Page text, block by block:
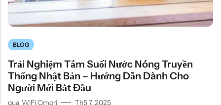
BLOG
Trải Nghiệm Tắm Suối Nước Nóng Truyền
Thống Nhật Bản – Hướng Dẫn Dành Cho
Người Mới Bắt Đầu
qua WiFi Omori
Th5 7, 2025